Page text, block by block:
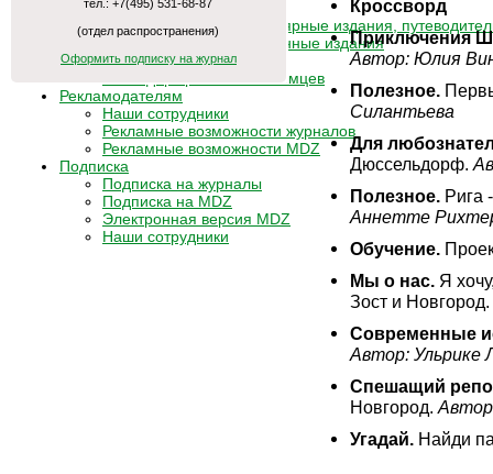
Антологии / каталоги
Научные и научно-популярные издания,
Литературно-художественные издания
Книги для детей
Календарь российских немцев
Рекламодателям
Наши сотрудники
Рекламные возможности журналов
Рекламные возможности MDZ
Подписка
Подписка на журналы
Подписка на MDZ
Электронная версия MDZ
Наши сотрудники
тел.: +7(495) 531-68-87
(отдел распространения)
Оформить подписку на журнал
Кроссворд
Приключения
Автор: Юлия
Полезное.
Силантьева
Для
Дюссельдорф.
Полезное. Рига
Аннетте
Обучение.
Мы о нас. Я
Зост и Новгород.
Современные
Автор: Ульрике
Спешащий
Новгород.
Угадай. Найди